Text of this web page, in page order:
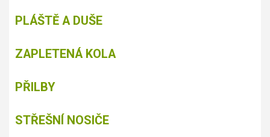
PLÁŠTĚ A DUŠE
ZAPLETENÁ KOLA
PŘILBY
STŘEŠNÍ NOSIČE